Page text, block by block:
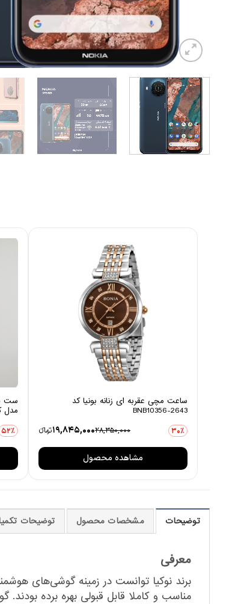
ساعت مچی عقربه ای زنانه بونیا کد
BNB10356-2643
30٪ 28,350,000
19,845,000تومانءء
مشاهده محصول
ست
مدل
52٪
توضیحات مشخصات محصول توضیحات
معرفی
برند نوکیا توانست در زمینه گوشی‌های